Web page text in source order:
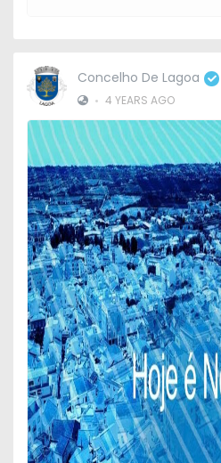
Concelho De Lagoa
• 4 YEARS AGO